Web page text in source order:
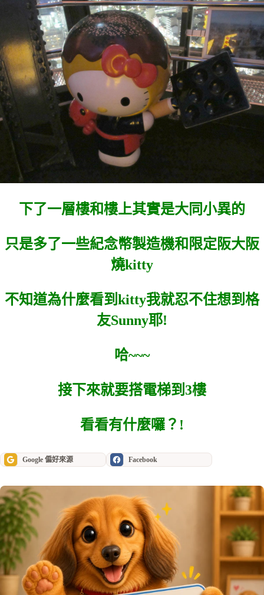
下了一層樓和樓上其實是大同小異的
只是多了一些紀念幣製造機和限定阪大阪
燒kitty
不知道為什麼看到kitty我就忍不住想到格
友Sunny耶!
哈~~~
接下來就要搭電梯到3樓
看看有什麼囉？!
Google 偏好來源 Facebook